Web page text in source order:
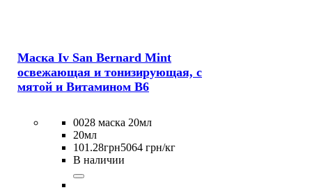
Маска Iv San Bernard Mint
освежающая и тонизирующая, с
мятой и Витамином В6
0028 маска 20мл
20мл
101 .28грн5064 грн/кг
В наличии